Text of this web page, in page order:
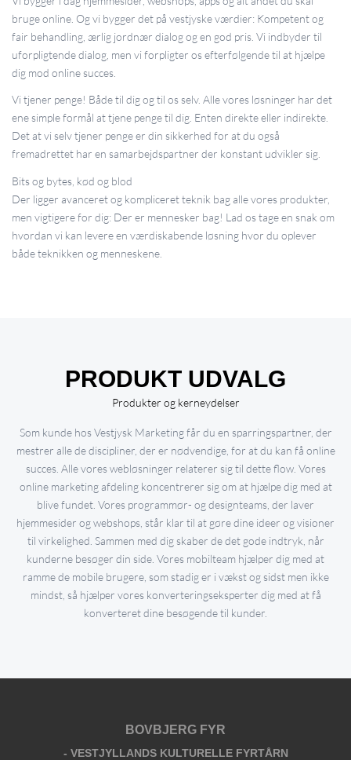
bruge online. Og vi bygger det på vestjyske værdier: Kompetent og
fair behandling, ærlig jordnær dialog og en god pris. Vi indbyder til
uforpligtende dialog, men vi forpligter os efterfølgende til at hjælpe
dig mod online succes.
Vi tjener penge! Både til dig og til os selv. Alle vores løsninger har det
ene simple formål at tjene penge til dig. Enten direkte eller indirekte.
Det at vi selv tjener penge er din sikkerhed for at du også
fremadrettet har en samarbejdspartner der konstant udvikler sig.
Bits og bytes, kød og blod
Der ligger avanceret og kompliceret teknik bag alle vores produkter,
men vigtigere for dig: Der er mennesker bag! Lad os tage en snak om
hvordan vi kan levere en værdiskabende løsning hvor du oplever
både teknikken og menneskene.
PRODUKT UDVALG
Produkter og kerneydelser
Som kunde hos Vestjysk Marketing får du en sparringspartner, der
mestrer alle de discipliner, der er nødvendige, for at du kan få online
succes. Alle vores webløsninger relaterer sig til dette flow. Vores
online marketing afdeling koncentrerer sig om at hjælpe dig med at
blive fundet. Vores programmør- og designteams, der laver
hjemmesider og webshops, står klar til at gøre dine ideer og visioner
til virkelighed. Sammen med dig skaber de det gode indtryk, når
kunderne besøger din side. Vores mobilteam hjælper dig med at
ramme de mobile brugere, som stadig er i vækst og sidst men ikke
mindst, så hjælper vores konverteringseksperter dig med at få
konverteret dine besøgende til kunder.
BOVBJERG FYR
- VESTJYLLANDS KULTURELLE FYRTÅRN